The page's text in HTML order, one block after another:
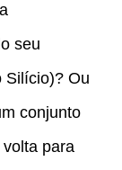
seu
Silício)? Ou
conjunto
para